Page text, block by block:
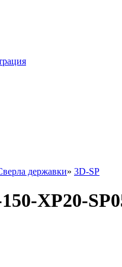
державки» 3D-SP
XP20-